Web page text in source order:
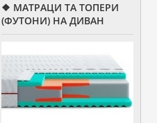
❖ МАТРАЦИ ТА ТОПЕРИ
(ФУТОНИ) НА ДИВАН